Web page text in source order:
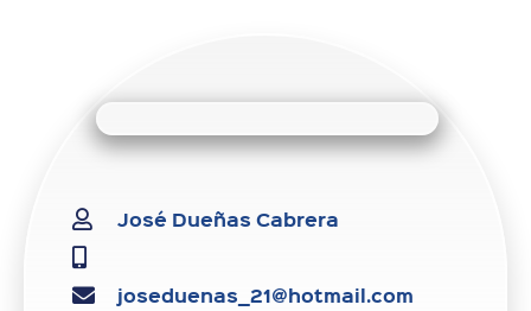
José Dueñas Cabrera
joseduenas_21@hotmail.com